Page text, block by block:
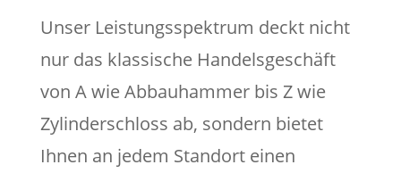
Unser Leistungsspektrum deckt nicht
nur das klassische Handelsgeschäft
von A wie Abbauhammer bis Z wie
Zylinderschloss ab, sondern bietet
Ihnen an jedem Standort einen